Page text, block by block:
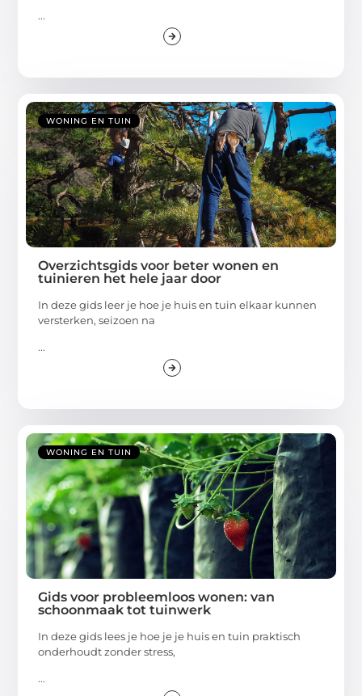
...
WONING EN TUIN
Overzichtsgids voor beter wonen en
tuinieren het hele jaar door
In deze gids leer je hoe je huis en tuin elkaar kunnen
versterken, seizoen na
...
WONING EN TUIN
Gids voor probleemloos wonen: van
schoonmaak tot tuinwerk
In deze gids lees je hoe je je huis en tuin praktisch
onderhoudt zonder stress,
...